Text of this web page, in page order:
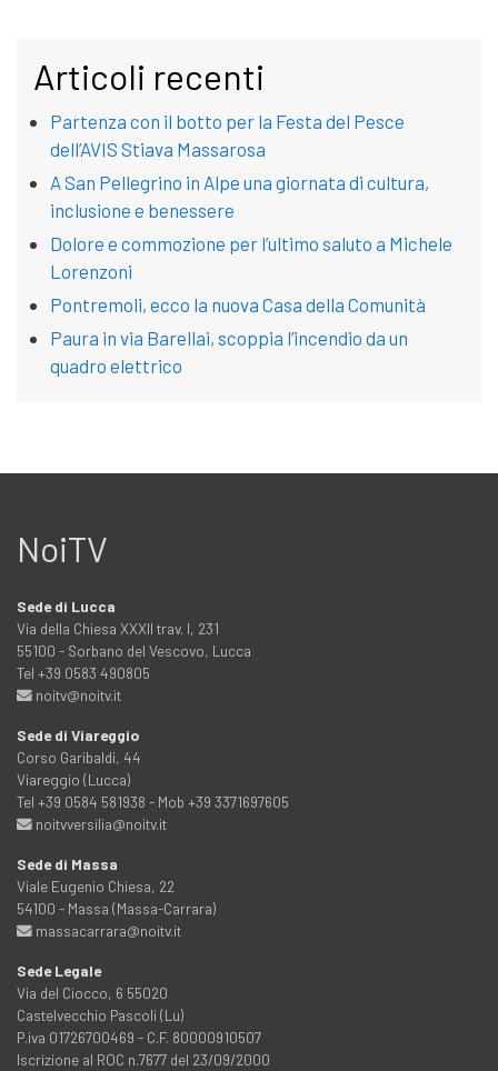
Articoli recenti
Partenza con il botto per la Festa del Pesce
dell’AVIS Stiava Massarosa
A San Pellegrino in Alpe una giornata di cultura,
inclusione e benessere
Dolore e commozione per l’ultimo saluto a Michele
Lorenzoni
Pontremoli, ecco la nuova Casa della Comunità
Paura in via Barellai, scoppia l’incendio da un
quadro elettrico
NoiTV
Sede di Lucca
Via della Chiesa XXXII trav. I, 231
55100 - Sorbano del Vescovo, Lucca
Tel +39 0583 490805
noitv@noitv.it
Sede di Viareggio
Corso Garibaldi, 44
Viareggio (Lucca)
Tel +39 0584 581938 - Mob +39 3371697605
noitvversilia@noitv.it
Sede di Massa
Viale Eugenio Chiesa, 22
54100 - Massa (Massa-Carrara)
massacarrara@noitv.it
Sede Legale
Via del Ciocco, 6 55020
Castelvecchio Pascoli (Lu)
P.iva 01726700469 - C.F. 80000910507
Iscrizione al ROC n.7677 del 23/09/2000